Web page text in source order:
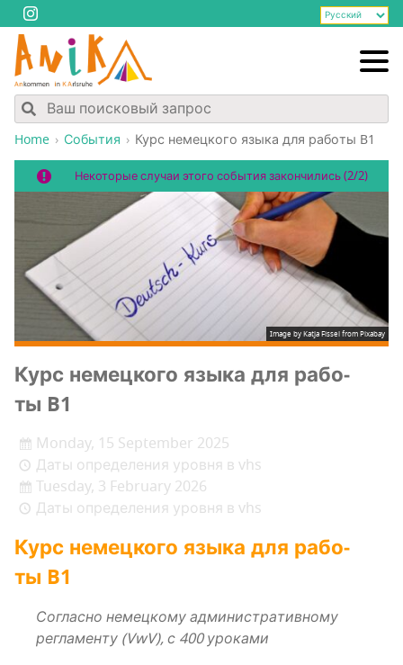
Home События Курс немец­ко­го язы­ка для рабо­ты B1
Некоторые случаи этого события закончились (2/2)
Image byKatja FisselfromPixabay
Курс немец­ко­го язы­ка для рабо­
ты B1
Monday, 15 September 2025
Даты определения уровня в vhs
Tuesday, 3 February 2026
Даты определения уровня в vhs
Курс немец­ко­го язы­ка для рабо­
ты B1
Соглас­но немец­ко­му адми­ни­стра­тив­но­му
регла­мен­ту (VwV), с 400 уроками